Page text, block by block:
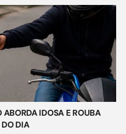
IDOSA E ROUBA
DO DIA